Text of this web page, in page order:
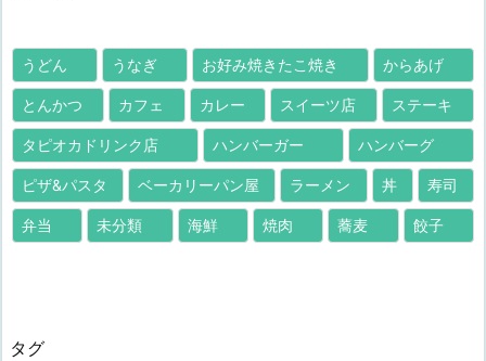
うどん うなぎ お好み焼きたこ焼き からあげ
とんかつ カフェ カレー スイーツ店 ステーキ
タピオカドリンク店 ハンバーガー ハンバーグ
ピザ&パスタ ベーカリーパン屋 ラーメン 丼 寿司
弁当 未分類 海鮮 焼肉 蕎麦 餃子
タグ